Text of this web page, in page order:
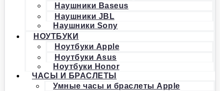
Наушники Baseus
Наушники JBL
Наушники Sony
НОУТБУКИ
Ноутбуки Apple
Ноутбуки Asus
Ноутбуки Honor
ЧАСЫ И БРАСЛЕТЫ
Умные часы и браслеты Apple